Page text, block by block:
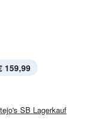
159,99
tejo's SB Lagerkauf